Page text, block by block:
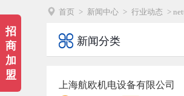
 首页 > 新闻中心 > 行业动态 >
 新闻分类
上海航欧机电设备有限公司
招
商
加
盟